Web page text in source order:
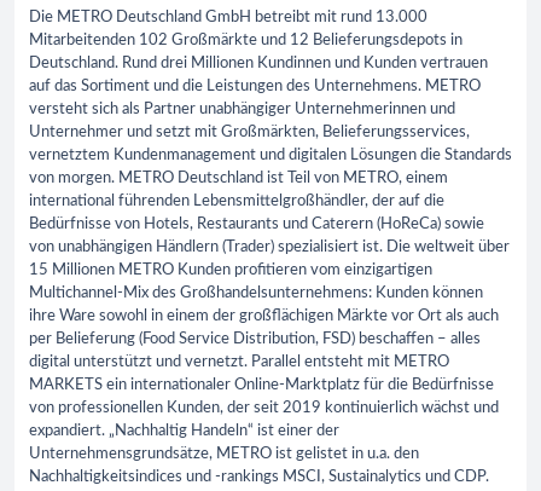
Die METRO Deutschland GmbH betreibt mit rund 13.000
Mitarbeitenden 102 Großmärkte und 12 Belieferungsdepots in
Deutschland. Rund drei Millionen Kundinnen und Kunden vertrauen
auf das Sortiment und die Leistungen des Unternehmens. METRO
versteht sich als Partner unabhängiger Unternehmerinnen und
Unternehmer und setzt mit Großmärkten, Belieferungsservices,
vernetztem Kundenmanagement und digitalen Lösungen die Standards
von morgen. METRO Deutschland ist Teil von METRO, einem
international führenden Lebensmittelgroßhändler, der auf die
Bedürfnisse von Hotels, Restaurants und Caterern (HoReCa) sowie
von unabhängigen Händlern (Trader) spezialisiert ist. Die weltweit über
15 Millionen METRO Kunden profitieren vom einzigartigen
Multichannel-Mix des Großhandelsunternehmens: Kunden können
ihre Ware sowohl in einem der großflächigen Märkte vor Ort als auch
per Belieferung (Food Service Distribution, FSD) beschaffen – alles
digital unterstützt und vernetzt. Parallel entsteht mit METRO
MARKETS ein internationaler Online-Marktplatz für die Bedürfnisse
von professionellen Kunden, der seit 2019 kontinuierlich wächst und
expandiert. „Nachhaltig Handeln“ ist einer der
Unternehmensgrundsätze, METRO ist gelistet in u.a. den
Nachhaltigkeitsindices und -rankings MSCI, Sustainalytics und CDP.